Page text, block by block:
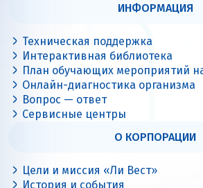
ИНФОРМАЦИЯ
Техническая поддержка
Интерактивная библиотека
План обучающих мероприятий
Онлайн-диагностика организма
Вопрос — ответ
Сервисные центры
О КОРПОРАЦИИ
Цели и миссия «Ли Вест»
История и события